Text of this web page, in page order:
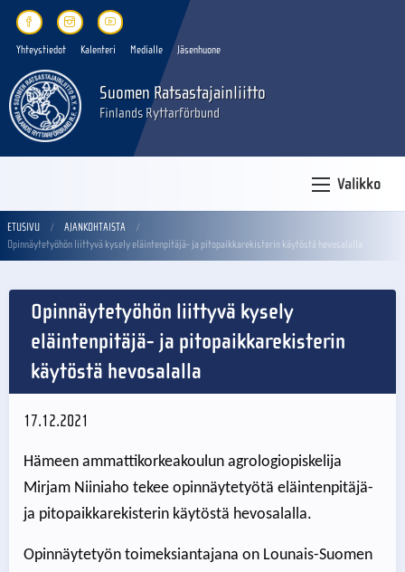
Yhteystiedot Kalenteri Medialle Jäsenhuone
Suomen Ratsastajainliitto
Finlands Ryttarförbund
Valikko
ETUSIVU
AJANKOHTAISTA
Opinnäytetyöhön liittyvä kysely eläintenpitäjä- ja pitopaikkarekisterin käytöstä hevosalalla
Opinnäytetyöhön liittyvä kysely
eläintenpitäjä- ja pitopaikkarekisterin
käytöstä hevosalalla
17.12.2021
Hämeen ammattikorkeakoulun agrologiopiskelija
Mirjam Niiniaho tekee opinnäytetyötä eläintenpitäjä-
ja pitopaikkarekisterin käytöstä hevosalalla.
Opinnäytetyön toimeksiantajana on Lounais-Suomen